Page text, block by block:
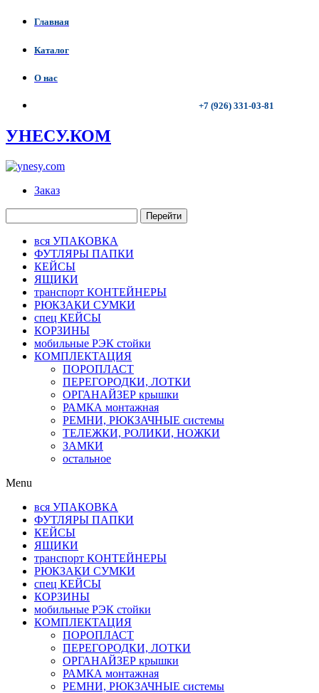
Главная
Каталог
О нас
+7 (926) 331-03-81
УНЕСУ.КОМ
Заказ
Перейти
вся УПАКОВКА
ФУТЛЯРЫ ПАПКИ
КЕЙСЫ
ЯЩИКИ
транспорт КОНТЕЙНЕРЫ
РЮКЗАКИ СУМКИ
спец КЕЙСЫ
КОРЗИНЫ
мобильные РЭК стойки
КОМПЛЕКТАЦИЯ
ПОРОПЛАСТ
ПЕРЕГОРОДКИ, ЛОТКИ
ОРГАНАЙЗЕР крышки
РАМКА монтажная
РЕМНИ, РЮКЗАЧНЫЕ системы
ТЕЛЕЖКИ, РОЛИКИ, НОЖКИ
ЗАМКИ
остальное
Menu
вся УПАКОВКА
ФУТЛЯРЫ ПАПКИ
КЕЙСЫ
ЯЩИКИ
транспорт КОНТЕЙНЕРЫ
РЮКЗАКИ СУМКИ
спец КЕЙСЫ
КОРЗИНЫ
мобильные РЭК стойки
КОМПЛЕКТАЦИЯ
ПОРОПЛАСТ
ПЕРЕГОРОДКИ, ЛОТКИ
ОРГАНАЙЗЕР крышки
РАМКА монтажная
РЕМНИ, РЮКЗАЧНЫЕ системы